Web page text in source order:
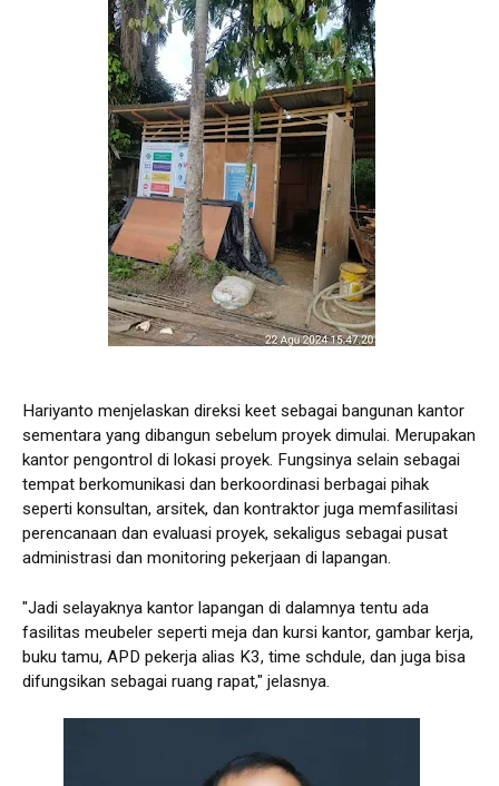
Hariyanto menjelaskan direksi keet sebagai bangunan kantor
sementara yang dibangun sebelum proyek dimulai. Merupakan
kantor pengontrol di lokasi proyek. Fungsinya selain sebagai
tempat berkomunikasi dan berkoordinasi berbagai pihak
seperti konsultan, arsitek, dan kontraktor juga memfasilitasi
perencanaan dan evaluasi proyek, sekaligus sebagai pusat
administrasi dan monitoring pekerjaan di lapangan.
"Jadi selayaknya kantor lapangan di dalamnya tentu ada
fasilitas meubeler seperti meja dan kursi kantor, gambar kerja,
buku tamu, APD pekerja alias K3, time schdule, dan juga bisa
difungsikan sebagai ruang rapat," jelasnya.